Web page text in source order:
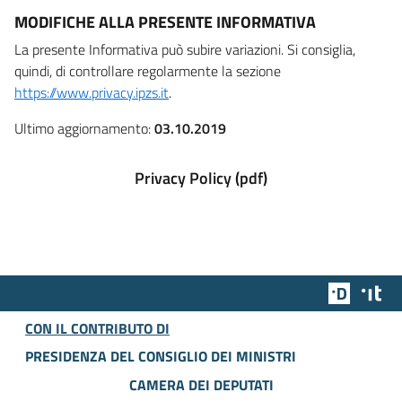
MODIFICHE ALLA PRESENTE INFORMATIVA
La presente Informativa può subire variazioni. Si consiglia,
quindi, di controllare regolarmente la sezione
https://www.privacy.ipzs.it.
Ultimo aggiornamento:03.10.2019
Privacy Policy (pdf)
Team
CON IL CONTRIBUTO DI
PRESIDENZA DEL CONSIGLIO DEI MINISTRI
CAMERA DEI DEPUTATI